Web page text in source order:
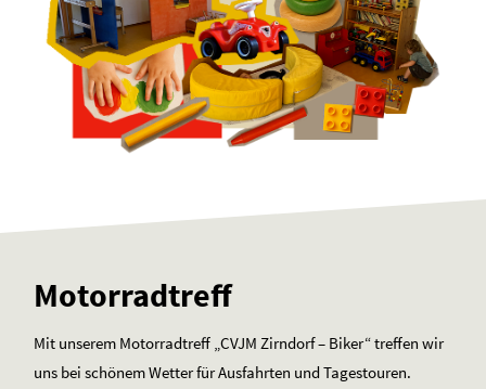
Motorradtreff
Mit unserem Motorradtreff „CVJM Zirndorf – Biker“ treffen wir
uns bei schönem Wetter für Ausfahrten und Tagestouren.